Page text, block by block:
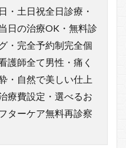
・土日祝全日診療・
日の治療OK・無料診
・完全予約制完全個
護師全て男性・痛く
・自然で美しい仕上
療費設定・選べるお
ターケア無料再診察